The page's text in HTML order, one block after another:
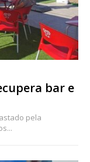
bar e
pela